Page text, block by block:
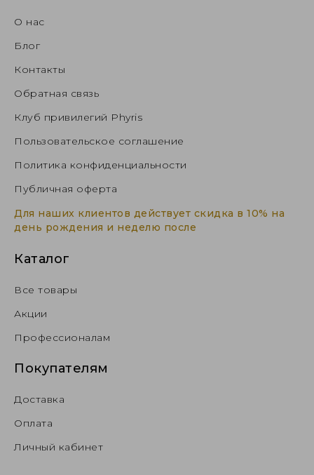
О нас
Блог
Контакты
Обратная связь
Клуб привилегий Phyris
Пользовательское соглашение
Политика конфиденциальности
Публичная оферта
Для наших клиентов действует скидка в 10% на
день рождения и неделю после
Каталог
Все товары
Акции
Профессионалам
Покупателям
Доставка
Оплата
Личный кабинет